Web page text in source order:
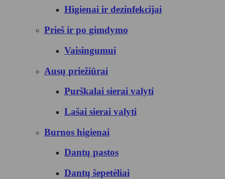
Higienai ir dezinfekcijai
Prieš ir po gimdymo
Vaisingumui
Ausų priežiūrai
Purškalai sierai valyti
Lašai sierai valyti
Burnos higienai
Dantų pastos
Dantų šepetėliai